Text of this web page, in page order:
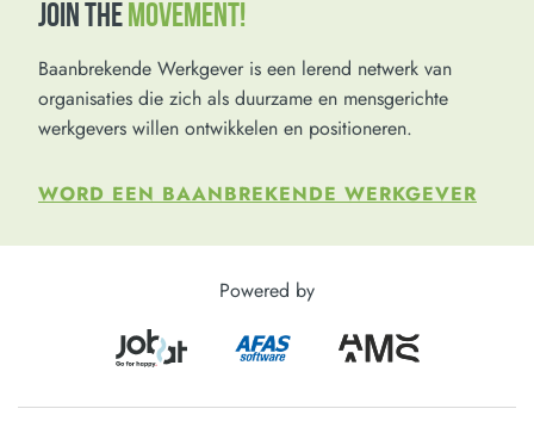
JOIN THEMOVEMENT!
Baanbrekende Werkgever is een lerend netwerk van
organisaties die zich als duurzame en mensgerichte
werkgevers willen ontwikkelen en positioneren.
WORD EEN BAANBREKENDE WERKGEVER
Powered by